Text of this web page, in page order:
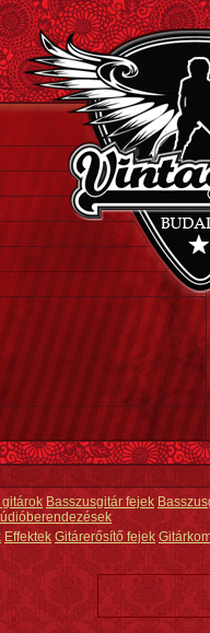
Basszusgitár fejek
Effektek Gitárerősítő fejek